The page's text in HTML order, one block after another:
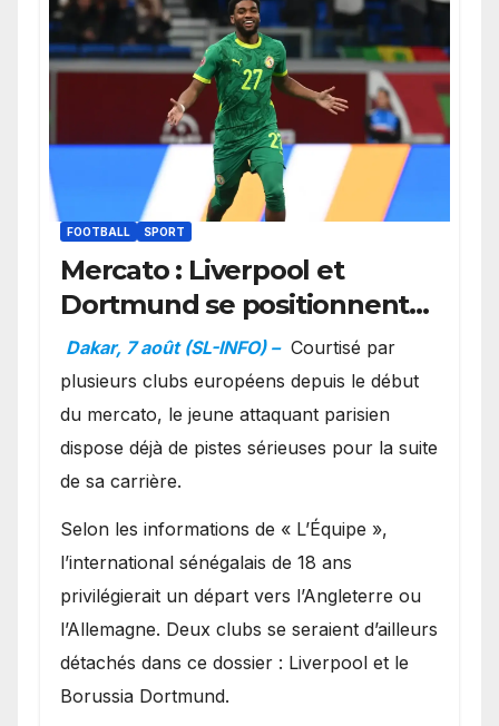
FOOTBALL SPORT
Mercato : Liverpool et
Dortmund se positionnent
en favoris pour recruter
Ibrahim Mbaye
Dakar, 7 août (SL-INFO) – Courtisé par
plusieurs clubs européens depuis le début
du mercato, le jeune attaquant parisien
dispose déjà de pistes sérieuses pour la suite
de sa carrière.
Selon les informations de « L’Équipe »,
l’international sénégalais de 18 ans
privilégierait un départ vers l’Angleterre ou
l’Allemagne. Deux clubs se seraient d’ailleurs
détachés dans ce dossier : Liverpool et le
Borussia Dortmund.